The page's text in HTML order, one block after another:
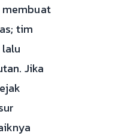
membuat
tim
Jika